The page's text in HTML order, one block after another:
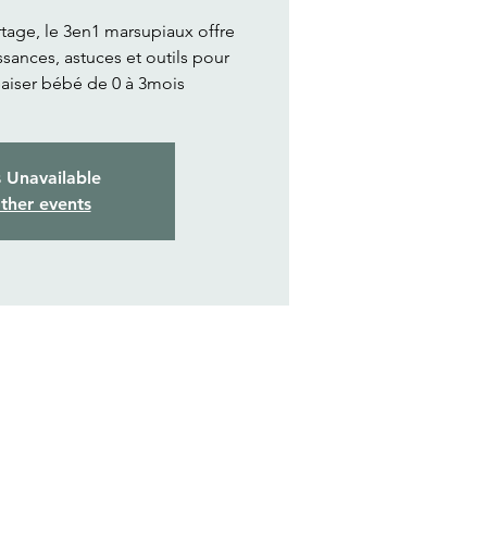
le 3en1 marsupiaux offre
astuces et outils pour
bébé de 0 à 3mois
Unavailable
events